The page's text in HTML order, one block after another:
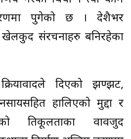
पुगेको छ । देशैभर
खेलकुद संरचनाहरु बनिरहेका
दिएको झण्झट,
हालिएको मुद्दा र
प्रतिकूलताका वावजुद